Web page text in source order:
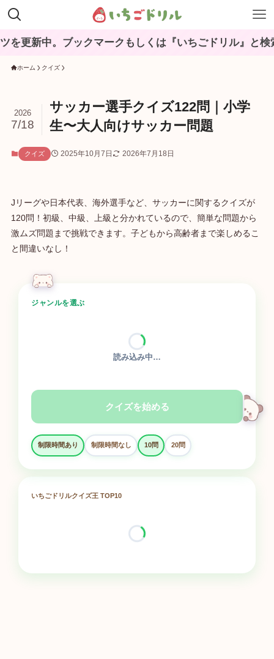
。ブックマークもしくは『いちごドリル』と検索してね♪
ホーム クイズ
サッカー選手クイズ122問｜小学
生〜大人向けサッカー問題
2026
7/18
クイズ 2025年10月7日 2026年7月18日
Jリーグや日本代表、海外選手など、サッカーに関するクイズが
120問！初級、中級、上級と分かれているので、簡単な問題から
激ムズ問題まで挑戦できます。子どもから高齢者まで楽しめるこ
と間違いなし！
ジャンルを選ぶ
読み込み中…
クイズを始める
制限時間あり 制限時間なし 10問 20問
いちごドリルクイズ王 TOP10